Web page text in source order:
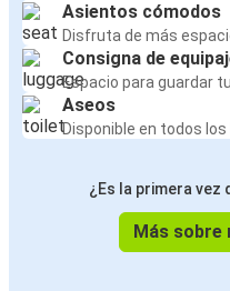
Asientos cómodos
Disfruta de más
Consigna de
Espacio para guardar
Aseos
Disponible en todos los
¿Es la primera
Más sobre